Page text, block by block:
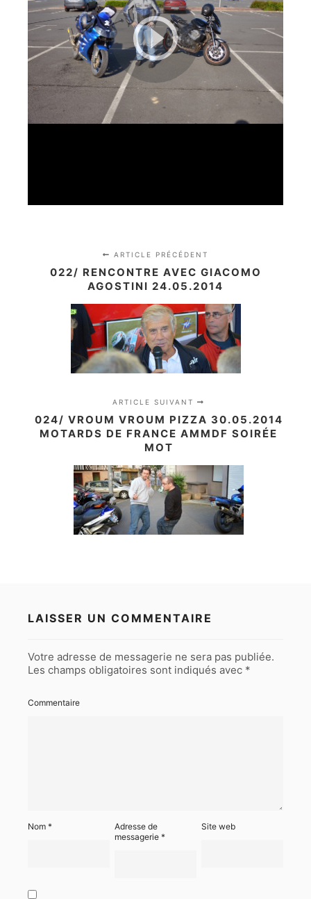
ARTICLE PRÉCÉDENT
022/ RENCONTRE AVEC GIACOMO
AGOSTINI 24.05.2014
ARTICLE SUIVANT
024/ VROUM VROUM PIZZA 30.05.2014
MOTARDS DE FRANCE AMMDF SOIRÉE
MOT
LAISSER UN COMMENTAIRE
Votre adresse de messagerie ne sera pas publiée.
Les champs obligatoires sont indiqués avec *
Commentaire
Nom *
Adresse de
messagerie*
Site web